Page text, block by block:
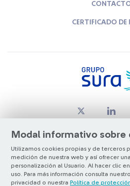
Modal informativo sobre
Utilizamos cookies propias y de terceros
medición de nuestra web y así ofrecer
personalización al Usuario. Al hacer clic en
uso. Para más información consulta nuestro
privacidad o nuestra Política de
CERTIFICADO DE
© Copyright Grupo